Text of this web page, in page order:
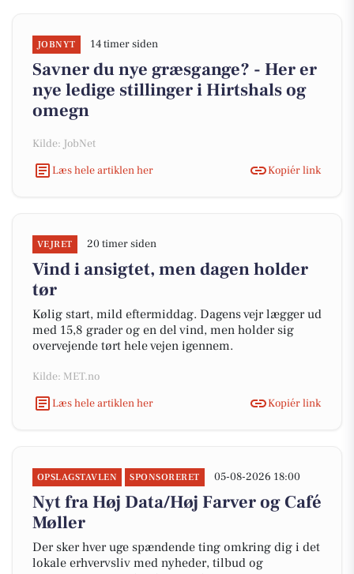
JOBNYT 14 timer siden
Savner du nye græsgange? - Her er
nye ledige stillinger i Hirtshals og
omegn
Kilde: JobNet
Læs hele artiklen her
Kopiér link
VEJRET 20 timer siden
Vind i ansigtet, men dagen holder
tør
Kølig start, mild eftermiddag. Dagens vejr lægger ud
med 15,8 grader og en del vind, men holder sig
overvejende tørt hele vejen igennem.
Kilde: MET.no
Læs hele artiklen her
Kopiér link
OPSLAGSTAVLEN SPONSORERET 05-08-2026 18:00
Nyt fra Høj Data/Høj Farver og Café
Møller
Der sker hver uge spændende ting omkring dig i det
lokale erhvervsliv med nyheder, tilbud og